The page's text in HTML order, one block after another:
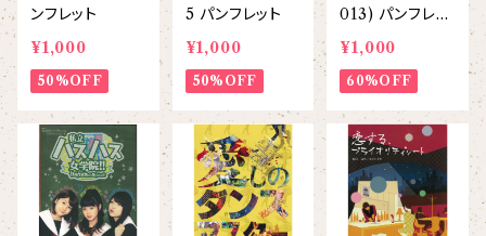
ンフレット
¥1,000
50%OFF
5 パンフレット
¥1,000
50%OFF
013) パンフレッ
ト
¥1,000
60%OFF